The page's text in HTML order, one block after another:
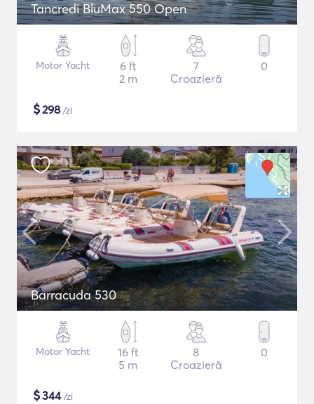
Tancredi BluMax 550 Open
Motor Yacht
6 ft
2 m
7
Croazieră
0
$298 /zi
Barracuda 530
Motor Yacht
16 ft
5 m
8
Croazieră
0
$344/zi